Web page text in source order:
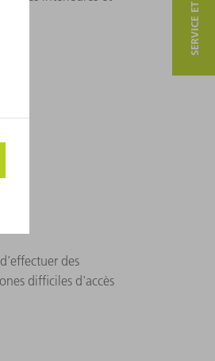
des
difficiles d'accès